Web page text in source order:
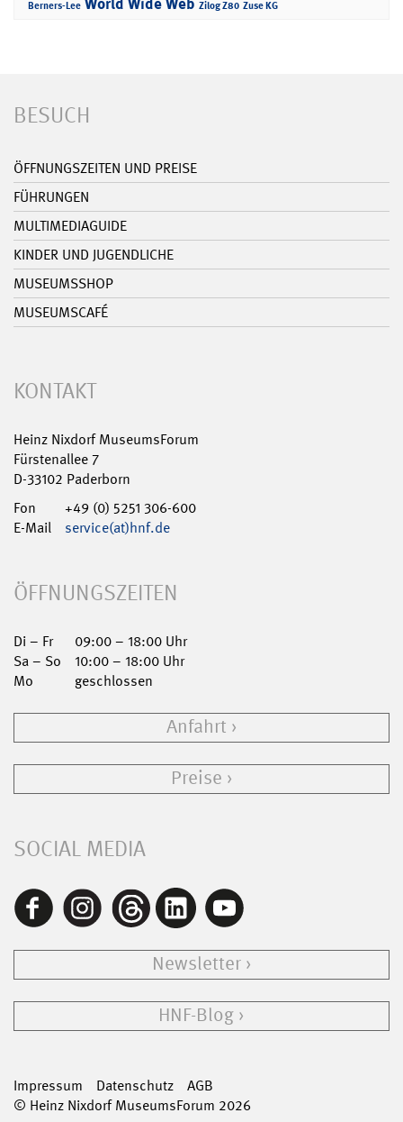
Berners-Lee
Zilog Z80 Zuse KG
BESUCH
ÖFFNUNGSZEITEN UND PREISE
FÜHRUNGEN
MULTIMEDIAGUIDE
KINDER UND JUGENDLICHE
MUSEUMSSHOP
MUSEUMSCAFÉ
KONTAKT
Heinz Nixdorf MuseumsForum
Fürstenallee 7
D-33102 Paderborn
Fon
+49 (0) 5251 306-600
E-Mail
service(at)hnf.de
ÖFFNUNGSZEITEN
Di – Fr
09:00 – 18:00 Uhr
Sa – So
10:00 – 18:00 Uhr
Mo
geschlossen
Anfahrt
Preise
SOCIAL MEDIA
Newsletter
HNF-Blog
Impressum Datenschutz
AGB
© Heinz Nixdorf MuseumsForum 2026